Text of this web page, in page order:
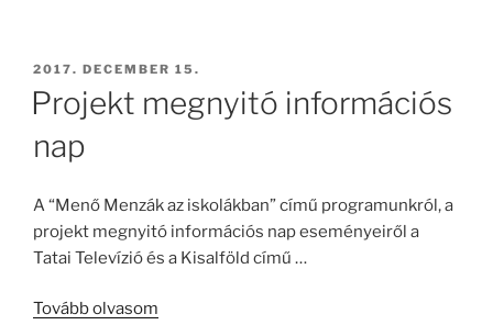
programja
cikket
BEKÜLDVE:
2017. DECEMBER 15.
Projekt megnyitó információs
nap
A “Menő Menzák az iskolákban” című programunkról, a
projekt megnyitó információs nap eseményeiről a
Tatai Televízió és a Kisalföld című …
Tovább olvasom